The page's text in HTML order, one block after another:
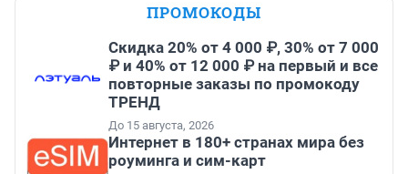
ПРОМОКОДЫ
Скидка 20% от 4 000 ₽, 30% от 7 000
₽ и 40% от 12 000 ₽ на первый и все
повторные заказы по промокоду
ТРЕНД
До 15 августа, 2026
Интернет в 180+ странах мира без
роуминга и сим-карт